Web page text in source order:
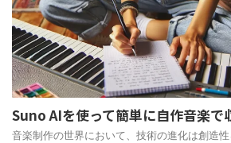
Suno AIを使って簡単に自作音楽で
音楽制作の世界において、技術の進化は創造